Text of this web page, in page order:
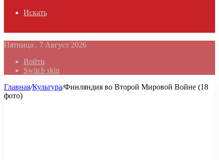
Искать
Пятница , 7 Август 2026
Войти
Switch skin
Главная/Культура/Финляндия во Второй Мировой Войне (18
фото)